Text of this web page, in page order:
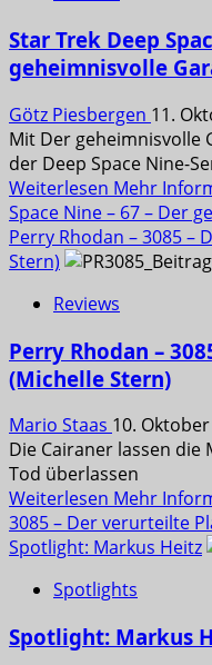
Star Trek Deep
geheimnisvolle
Götz Piesbergen 11.
Mit Der geheimnisvolle
der Deep Space Nine-
Weiterlesen Mehr
Space Nine – 67 – Der
Perry Rhodan – 3085 –
Stern)
Reviews
Perry Rhodan –
(Michelle Stern)
Mario Staas 10.
Die Cairaner lassen die
Tod überlassen
Weiterlesen Mehr
3085 – Der verurteilte
Spotlight: Markus Heitz
Spotlights
Spotlight: Markus